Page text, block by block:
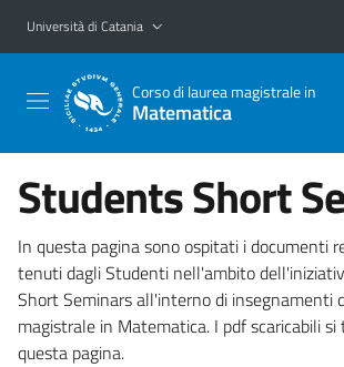
Vai al contenuto principale
Vai al menu di navigazione
Università di Catania
Corso di laurea magistrale in
Matematica
Students Short
In questa pagina sono ospitati i documenti
tenuti dagli Studenti nell'ambito
Short Seminars all'interno di insegnamenti
magistrale in Matematica. I pdf scaricabili
questa pagina.